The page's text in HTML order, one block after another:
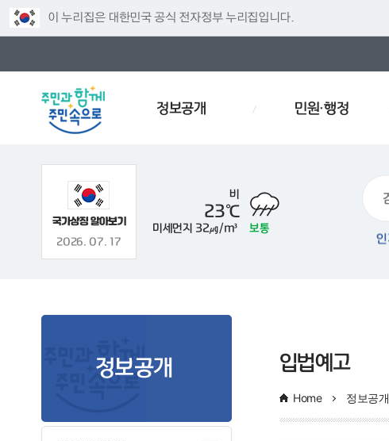
이 누리집은 대한민국 공식 전자정부 누리집입니다.
정보공개 민원·행정
2026. 07. 17
비
23℃
미세먼지 32㎍/m³ 보통
인
예산서 대형폐기물 폐기
정보공개 입법예고
Home 정보공개